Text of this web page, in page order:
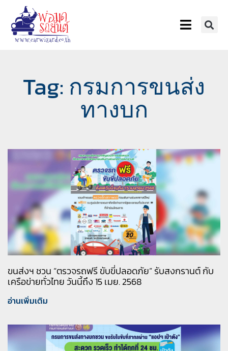
Tag: กรมการขนส่ง
ทางบก
ขนส่งฯ ชวน “ตรวจรถฟรี ขับขี่ปลอดภัย” รับสงกรานต์ กับ
เครือข่ายทั่วไทย วันนี้ถึง 15 เมย. 2568
อ่านเพิ่มเติม